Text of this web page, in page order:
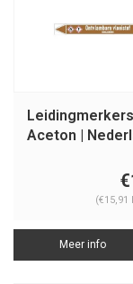
Aceton |
(€15,91
Meer info